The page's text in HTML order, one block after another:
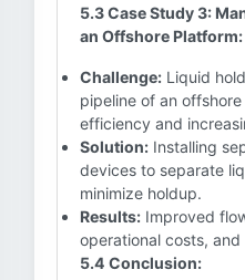
5.3 Case Study 3:
an Offshore Platform:
Challenge: Liquid
pipeline of an
efficiency and
Solution: Installing
devices to separate
minimize holdup.
Results: Improved
operational costs,
5.4 Conclusion: